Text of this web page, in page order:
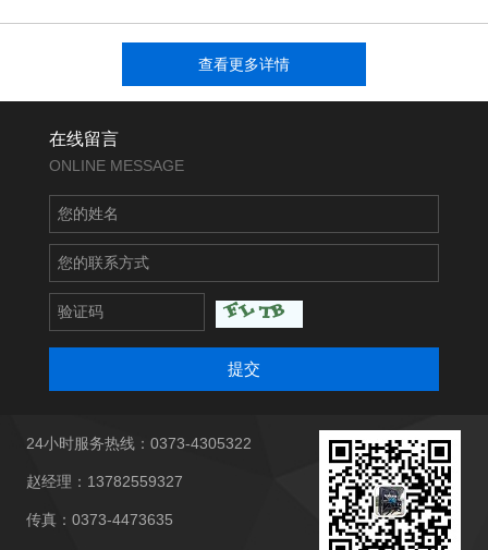
查看更多详情
在线留言
ONLINE MESSAGE
提交
24小时服务热线：0373-4305322
赵经理：13782559327
传真：0373-4473635